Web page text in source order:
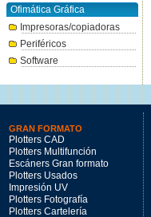
Ofimática Gráfica
Impresoras/copiadoras
Periféricos
Software
Color Copy 100gr A4 (5x500
62.71€
GRAN FORMATO
Plotters CAD
Plotters Multifunción
Escáners Gran formato
Plotters Usados
Impresión UV
Plotters Fotografía
Plotters Cartelería